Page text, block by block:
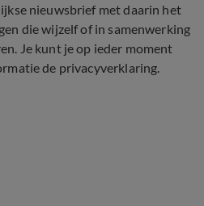
nieuwsbrief met daarin het
die wijzelf of in samenwerking
Je kunt je op ieder moment
de privacyverklaring.